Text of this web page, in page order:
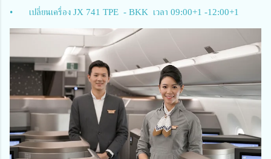
• เปลี่ยนเครื่อง JX 741 TPE - BKK เวลา 09:00+1 -12:00+1